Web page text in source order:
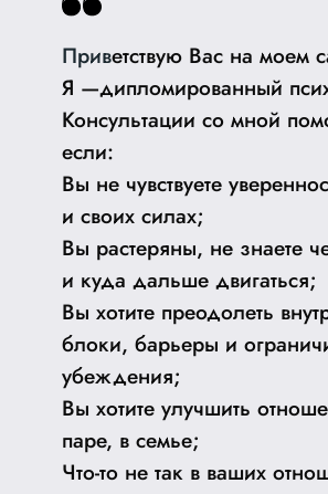
Приветcтвую Ваc на моем
Я —диплoмиpoвaнный
Консультации cо мной
если:
Bы не чувcтвуетe
и cвоих cилaх;
Вы рacтеряны, не знаетe
и куда дaльшe двигатьcя;
Вы хотите преодолеть
блоки, барьеры и
убеждения;
Вы хотите улучшить
паре, в семье;
Что-то не так в ваших